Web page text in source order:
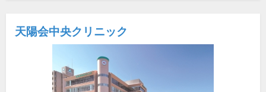
天陽会中央クリニック